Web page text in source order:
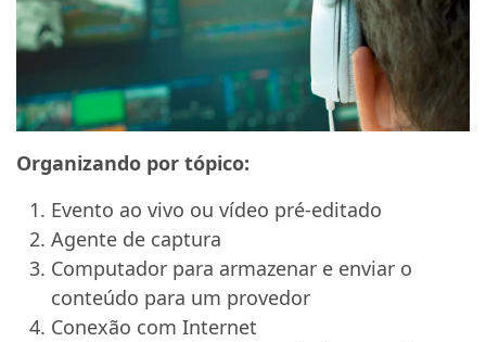
Organizando por tópico:
Evento ao vivo ou vídeo pré-editado
Agente de captura
Computador para armazenar e enviar o
conteúdo para um provedor
Conexão com Internet